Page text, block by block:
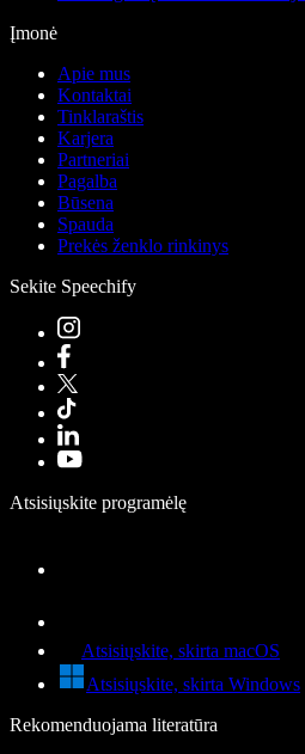
Įmonė
Apie mus
Kontaktai
Tinklaraštis
Karjera
Partneriai
Pagalba
Būsena
Spauda
Prekės ženklo rinkinys
Sekite Speechify
Atsisiųskite programėlę
Atsisiųskite, skirta macOS
Atsisiųskite, skirta Windows
Rekomenduojama literatūra